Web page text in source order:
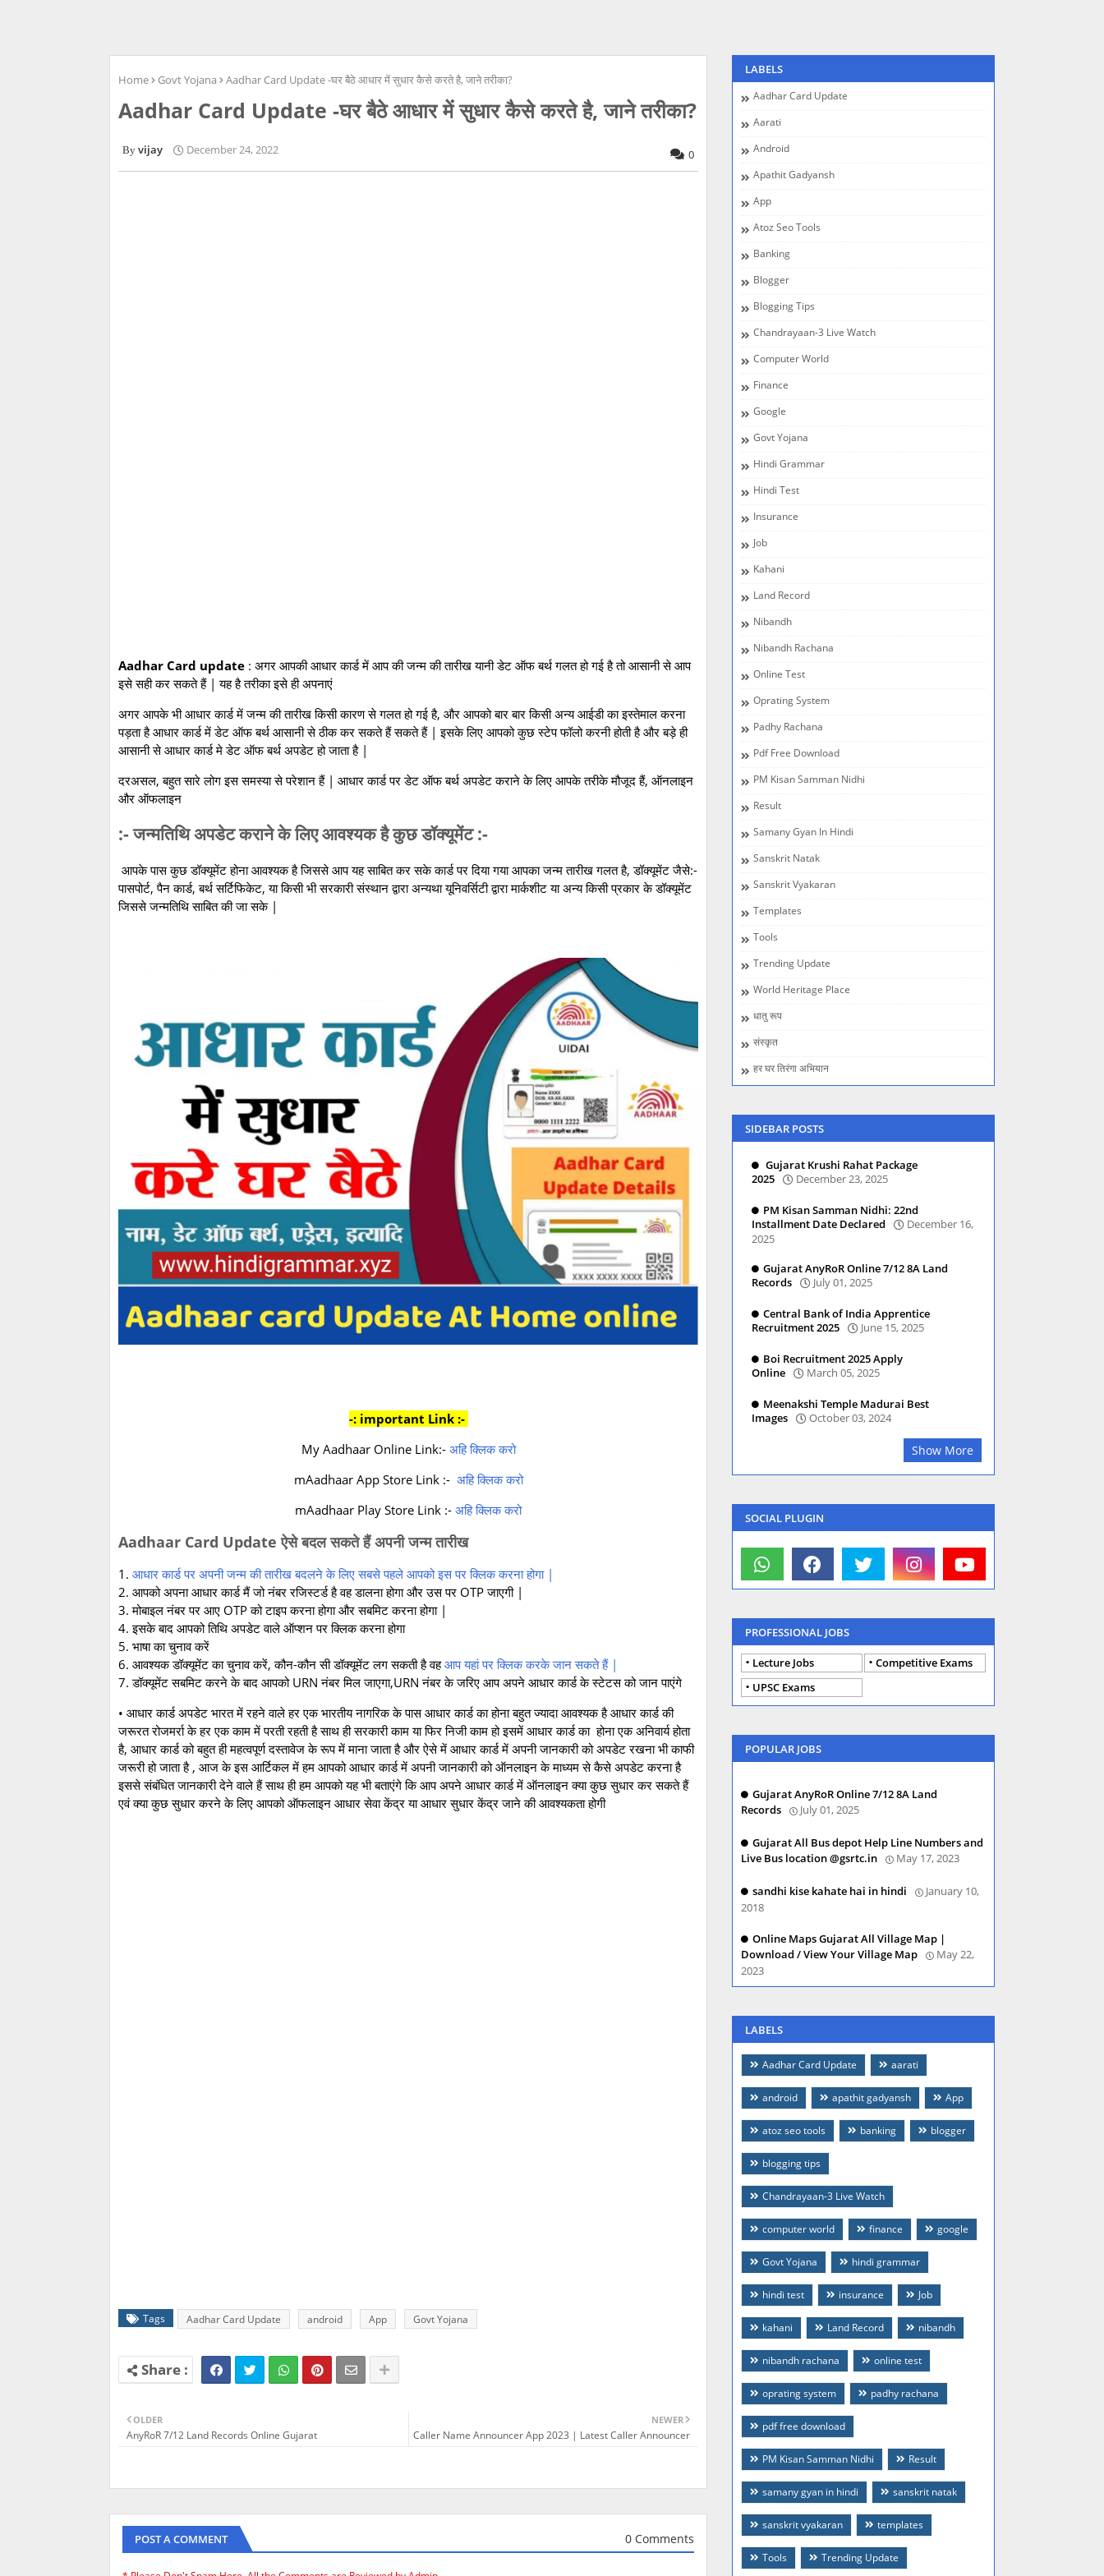
Home Govt Yojana Aadhar Card Update -घर बैठे आधार में सुधार कैसे करते है, जाने तरीका?
Aadhar Card Update -घर बैठे आधार में सुधार कैसे करते है, जाने तरीका?
vijay December 24, 2022 0
Aadhar Card update : अगर आपकी आधार कार्ड में आप की जन्म की तारीख यानी डेट ऑफ बर्थ गलत हो गई है तो आसानी से आप
इसे सही कर सकते हैं | यह है तरीका इसे ही अपनाएं
अगर आपके भी आधार कार्ड में जन्म की तारीख किसी कारण से गलत हो गई है, और आपको बार बार किसी अन्य आईडी का इस्तेमाल करना
पड़ता है आधार कार्ड में डेट ऑफ बर्थ आसानी से ठीक कर सकते हैं सकते हैं | इसके लिए आपको कुछ स्टेप फॉलो करनी होती है और बड़े ही
आसानी से आधार कार्ड मे डेट ऑफ बर्थ अपडेट हो जाता है |
दरअसल, बहुत सारे लोग इस समस्या से परेशान हैं | आधार कार्ड पर डेट ऑफ बर्थ अपडेट कराने के लिए आपके तरीके मौजूद हैं, ऑनलाइन
और ऑफलाइन
:- जन्मतिथि अपडेट कराने के लिए आवश्यक है कुछ डॉक्यूमेंट :-
आपके पास कुछ डॉक्यूमेंट होना आवश्यक है जिससे आप यह साबित कर सके कार्ड पर दिया गया आपका जन्म तारीख गलत है, डॉक्यूमेंट जैसे:-
पासपोर्ट, पैन कार्ड, बर्थ सर्टिफिकेट, या किसी भी सरकारी संस्थान द्वारा अन्यथा यूनिवर्सिटी द्वारा मार्कशीट या अन्य किसी प्रकार के डॉक्यूमेंट
जिससे जन्मतिथि साबित की जा सके |
-: important Link :-
My Aadhaar Online Link:- अहि क्लिक करो
mAadhaar App Store Link :- अहि क्लिक करो
mAadhaar Play Store Link :- अहि क्लिक करो
Aadhaar Card Update ऐसे बदल सकते हैं अपनी जन्म तारीख
1. आधार कार्ड पर अपनी जन्म की तारीख बदलने के लिए सबसे पहले आपको इस पर क्लिक करना होगा |
2. आपको अपना आधार कार्ड मैं जो नंबर रजिस्टर्ड है वह डालना होगा और उस पर OTP जाएगी |
3. मोबाइल नंबर पर आए OTP को टाइप करना होगा और सबमिट करना होगा |
4. इसके बाद आपको तिथि अपडेट वाले ऑप्शन पर क्लिक करना होगा
5. भाषा का चुनाव करें
6. आवश्यक डॉक्यूमेंट का चुनाव करें, कौन-कौन सी डॉक्यूमेंट लग सकती है वहआप यहां पर क्लिक करके जान सकते हैं |
7. डॉक्यूमेंट सबमिट करने के बाद आपको URN नंबर मिल जाएगा,URN नंबर के जरिए आप अपने आधार कार्ड के स्टेटस को जान पाएंगे
• आधार कार्ड अपडेट भारत में रहने वाले हर एक भारतीय नागरिक के पास आधार कार्ड का होना बहुत ज्यादा आवश्यक है आधार कार्ड की
जरूरत रोजमर्रा के हर एक काम में परती रहती है साथ ही सरकारी काम या फिर निजी काम हो इसमें आधार कार्ड का होना एक अनिवार्य होता
है, आधार कार्ड को बहुत ही महत्वपूर्ण दस्तावेज के रूप में माना जाता है और ऐसे में आधार कार्ड में अपनी जानकारी को अपडेट रखना भी काफी
जरूरी हो जाता है , आज के इस आर्टिकल में हम आपको आधार कार्ड में अपनी जानकारी को ऑनलाइन के माध्यम से कैसे अपडेट करना है
इससे संबंधित जानकारी देने वाले हैं साथ ही हम आपको यह भी बताएंगे कि आप अपने आधार कार्ड में ऑनलाइन क्या कुछ सुधार कर सकते हैं
एवं क्या कुछ सुधार करने के लिए आपको ऑफलाइन आधार सेवा केंद्र या आधार सुधार केंद्र जाने की आवश्यकता होगी
Tags Aadhar Card Update android App Govt Yojana
NEWER
Caller Name Announcer App 2023 | Latest Caller Announcer
OLDER
AnyRoR 7/12 Land Records Online Gujarat
POST A COMMENT 0 Comments
LABELS
Aadhar Card Update
Aarati
Android
Apathit Gadyansh
App
Atoz Seo Tools
Banking
Blogger
Blogging Tips
Chandrayaan-3 Live Watch
Computer World
Finance
Google
Govt Yojana
Hindi Grammar
Hindi Test
Insurance
Job
Kahani
Land Record
Nibandh
Nibandh Rachana
Online Test
Oprating System
Padhy Rachana
Pdf Free Download
PM Kisan Samman Nidhi
Result
Samany Gyan In Hindi
Sanskrit Natak
Sanskrit Vyakaran
Templates
Tools
Trending Update
World Heritage Place
धातु रूप
संस्कृत
हर घर तिरंगा अभियान
SIDEBAR POSTS
Gujarat Krushi Rahat Package
2025
December 23, 2025
PM Kisan Samman Nidhi: 22nd
Installment Date Declared
December 16,
2025
Gujarat AnyRoR Online 7/12 8A Land
Records
July 01, 2025
Central Bank of India Apprentice
Recruitment 2025
June 15, 2025
Boi Recruitment 2025 Apply
Online
March 05, 2025
Meenakshi Temple Madurai Best
Images
October 03, 2024
Show More
SOCIAL PLUGIN
PROFESSIONAL JOBS
Lecture Jobs
Competitive Exams
UPSC Exams
POPULAR JOBS
Gujarat AnyRoR Online 7/12 8A Land
Records
July 01, 2025
Gujarat All Bus depot Help Line Numbers and
Live Bus location @gsrtc.in
May 17, 2023
sandhi kise kahate hai in hindi
January 10,
2018
Online Maps Gujarat All Village Map |
Download / View Your Village Map
May 22,
2023
LABELS
Aadhar Card Update aarati
android apathit gadyansh App
atoz seo tools banking blogger
blogging tips
Chandrayaan-3 Live Watch
computer world finance google
Govt Yojana hindi grammar
hindi test insurance Job
kahani Land Record nibandh
nibandh rachana online test
oprating system padhy rachana
pdf free download
PM Kisan Samman Nidhi Result
samany gyan in hindi sanskrit natak
sanskrit vyakaran templates
Tools Trending Update